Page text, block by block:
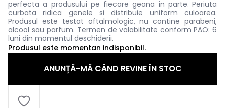
perfecta a produsului pe fiecare geana in parte. Periuta
curbata ridica genele si distribuie uniform culoarea.
Produsul este testat oftalmologic, nu contine parabeni,
alcool sau parfum. Termen de valabilitate conform PAO: 6
luni din momentul deschiderii.
Produsul este momentan indisponibil.
ANUNȚĂ-MĂ CÂND REVINE ÎN STOC